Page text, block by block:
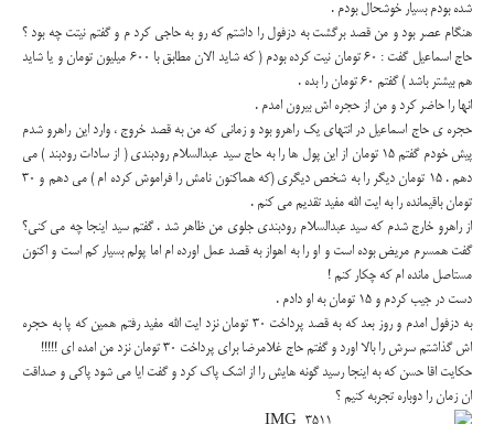
شده بودم بسیار خوشحال بودم .
هنگام عصر بود و من قصد برگشت به دزفول را داشتم که رو به حاجی کرد م و گفتم نیتت چه بود ؟
حاج اسماعیل گفت : 60 تومان نیت کرده بودم ( که شاید الان مطابق با 600 میلیون تومان و یا شاید
هم بیشتر باشد ) گفتم 60 تومان را بده .
انها را حاضر کرد و من از حجره اش بیرون امدم .
حجره ی حاج اسماعیل در انتهای یک راهرو بود و زمانی که من به قصد خروج ، وارد این راهرو شدم
پیش خودم گفتم 15 تومان از این پول ها را به حاج سید عبدالسلام رودبندی ( از سادات رودبند ) می
دهم . 15 تومان دیگر را به شخص دیگری (که هماکنون نامش را فراموش کرده ام ) می دهم و 30
تومان باقیمانده را به ایت الله مفید تقدیم می کنم .
از راهرو خارج شدم که سید عبدالسلام رودبندی جلوی من ظاهر شد . گفتم سید اینجا چه می کنی؟
گفت همسرم مریض بوده است و او را به اهواز به قصد عمل اورده ام اما پولم بسیار کم است و اکنون
مستاصل مانده ام که چکار کنم !
دست در جیب کردم و 15 تومان به او دادم .
به دزفول امدم و روز بعد که به قصد پرداخت 30 تومان نزد ایت الله مفید رفتم همین که پا به حجره
اش گذاشتم سرش را بالا اورد و گفتم حاج غلامرضا برای پرداخت 30 تومان نزد من امده ای !!!!!
حکایت اقا حسن که به اینجا رسید گونه هایش را از اشک پاک کرد و گفت ایا می شود پاکی و صداقت
ان زمان را دوباره تجربه کنیم ؟